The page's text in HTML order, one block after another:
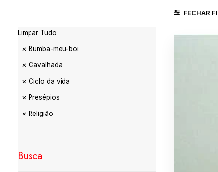
Limpar Tudo
Bumba-meu-boi
Cavalhada
Ciclo da vida
Presépios
Religião
Busca
FECHAR